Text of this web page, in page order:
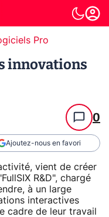
Pro
innovations
0
Ajoutez-nous en favori
vient de créer
R&D", chargé
à un large
interactives
cadre de leur travail